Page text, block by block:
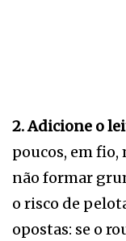
2. Adicione o
poucos, em
não formar
o risco de
opostas: se o